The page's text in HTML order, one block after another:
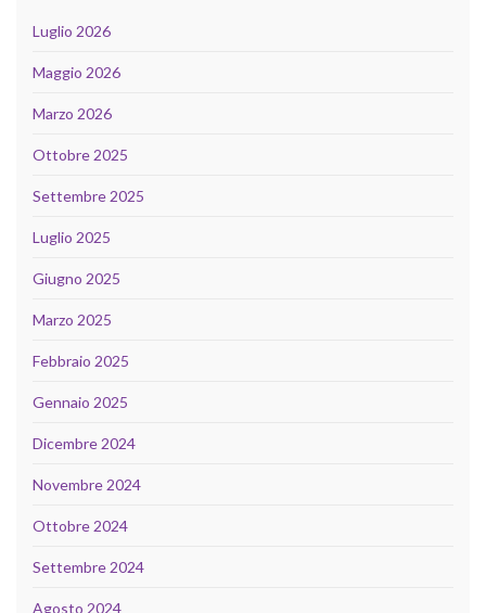
Luglio 2026
Maggio 2026
Marzo 2026
Ottobre 2025
Settembre 2025
Luglio 2025
Giugno 2025
Marzo 2025
Febbraio 2025
Gennaio 2025
Dicembre 2024
Novembre 2024
Ottobre 2024
Settembre 2024
Agosto 2024